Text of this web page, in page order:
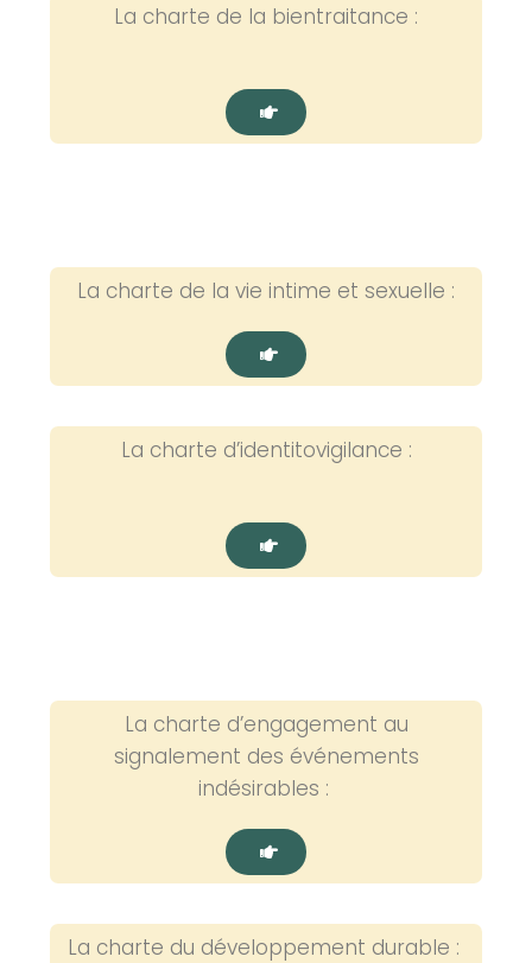
La charte de la bientraitance :
La charte de la vie intime et sexuelle :
La charte d’identitovigilance :
La charte d’engagement au
signalement des événements
indésirables :
La charte du développement durable :